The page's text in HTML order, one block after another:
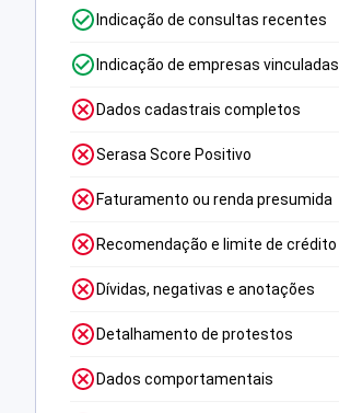
Indicação de consultas recentes
Indicação de empresas vinculadas
Dados cadastrais completos
Serasa Score Positivo
Faturamento ou renda presumida
Recomendação e limite de crédito
Dívidas, negativas e anotações
Detalhamento de protestos
Dados comportamentais